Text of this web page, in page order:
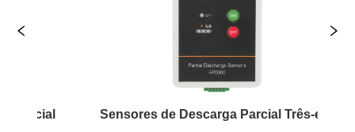
Sensores de Descarga Parcial Três-em-Um